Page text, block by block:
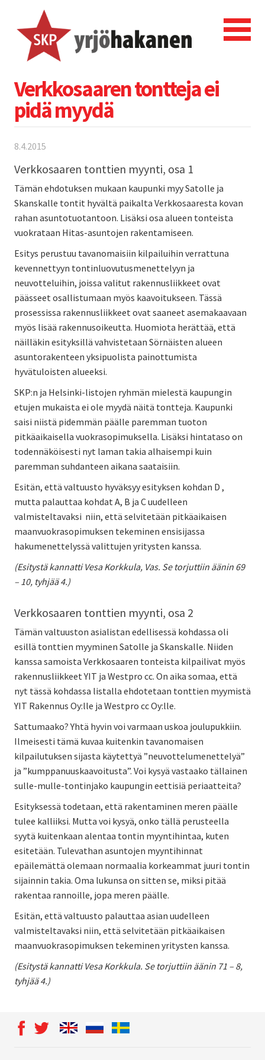
Verkkosaaren tontteja ei
pidä myydä
8.4.2015
Verkkosaaren tonttien myynti, osa 1
Tämän ehdotuksen mukaan kaupunki myy Satolle ja
Skanskalle tontit hyvältä paikalta Verkkosaaresta kovan
rahan asuntotuotantoon. Lisäksi osa alueen tonteista
vuokrataan Hitas-asuntojen rakentamiseen.
Esitys perustuu tavanomaisiin kilpailuihin verrattuna
kevennettyyn tontinluovutusmenettelyyn ja
neuvotteluihin, joissa valitut rakennusliikkeet ovat
päässeet osallistumaan myös kaavoitukseen. Tässä
prosessissa rakennusliikkeet ovat saaneet asemakaavaan
myös lisää rakennusoikeutta. Huomiota herättää, että
näilläkin esityksillä vahvistetaan Sörnäisten alueen
asuntorakenteen yksipuolista painottumista
hyvätuloisten alueeksi.
SKP:n ja Helsinki-listojen ryhmän mielestä kaupungin
etujen mukaista ei ole myydä näitä tontteja. Kaupunki
saisi niistä pidemmän päälle paremman tuoton
pitkäaikaisella vuokrasopimuksella. Lisäksi hintataso on
todennäköisesti nyt laman takia alhaisempi kuin
paremman suhdanteen aikana saataisiin.
Esitän, että valtuusto hyväksyy esityksen kohdan D ,
mutta palauttaa kohdat A, B ja C uudelleen
valmisteltavaksi niin, että selvitetään pitkäaikaisen
maanvuokrasopimuksen tekeminen ensisijassa
hakumenettelyssä valittujen yritysten kanssa.
(Esitystä kannatti Vesa Korkkula, Vas. Se torjuttiin äänin 69
– 10, tyhjää 4.)
Verkkosaaren tonttien myynti, osa 2
Tämän valtuuston asialistan edellisessä kohdassa oli
esillä tonttien myyminen Satolle ja Skanskalle. Niiden
kanssa samoista Verkkosaaren tonteista kilpailivat myös
rakennusliikkeet YIT ja Westpro cc. On aika somaa, että
nyt tässä kohdassa listalla ehdotetaan tonttien myymistä
YIT Rakennus Oy:lle ja Westpro cc Oy:lle.
Sattumaako? Yhtä hyvin voi varmaan uskoa joulupukkiin.
Ilmeisesti tämä kuvaa kuitenkin tavanomaisen
kilpailutuksen sijasta käytettyä ”neuvottelumenettelyä”
ja ”kumppanuuskaavoitusta”. Voi kysyä vastaako tällainen
sulle-mulle-tontinjako kaupungin eettisiä periaatteita?
Esityksessä todetaan, että rakentaminen meren päälle
tulee kalliiksi. Mutta voi kysyä, onko tällä perusteella
syytä kuitenkaan alentaa tontin myyntihintaa, kuten
esitetään. Tulevathan asuntojen myyntihinnat
epäilemättä olemaan normaalia korkeammat juuri tontin
sijainnin takia. Oma lukunsa on sitten se, miksi pitää
rakentaa rannoille, jopa meren päälle.
Esitän, että valtuusto palauttaa asian uudelleen
valmisteltavaksi niin, että selvitetään pitkäaikaisen
maanvuokrasopimuksen tekeminen yritysten kanssa.
(Esitystä kannatti Vesa Korkkula. Se torjuttiin äänin 71 – 8,
tyhjää 4.)